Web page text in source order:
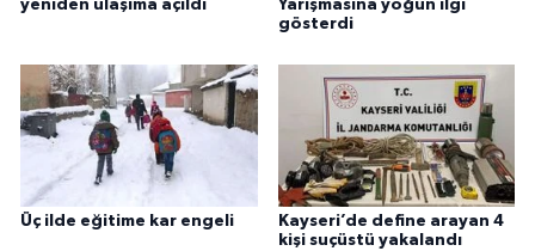
yeniden ulaşıma açıldı
Yarışmasına yoğun ilgi
gösterdi
Üç ilde eğitime kar engeli
Kayseri’de define arayan 4
kişi suçüstü yakalandı